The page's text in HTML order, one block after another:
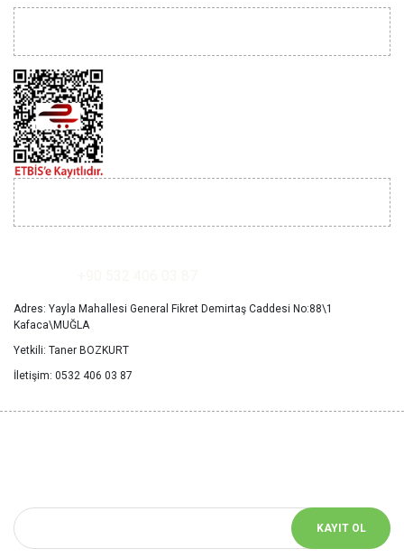
Adres: Yayla Mahallesi General Fikret Demirtaş Caddesi No:88\1
Kafaca\MUĞLA
Yetkili: Taner BOZKURT
İletişim: 0532 406 03 87
KAYIT OL